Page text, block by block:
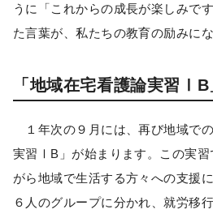
うに「これからの成長が楽しみで
た言葉が、私たちの教育の励みにな
「地域在宅看護論実習
１年次の９月には、再び地域で
実習ⅠB」が始まります。この実習
がら地域で生活する方々への支援
６人のグループに分かれ、就労移